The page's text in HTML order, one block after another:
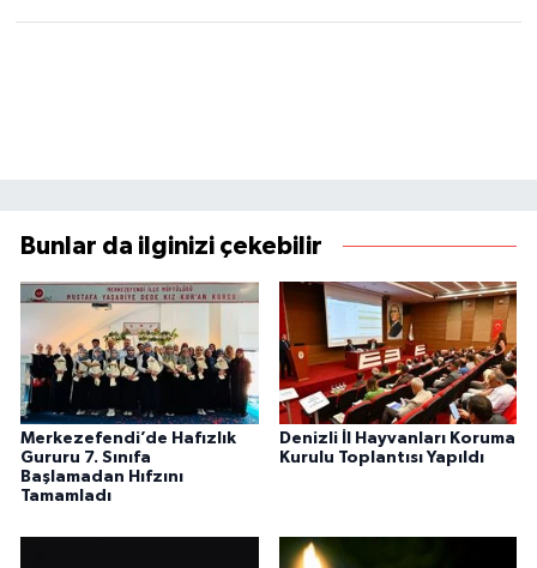
Bunlar da ilginizi çekebilir
Merkezefendi’de Hafızlık
Gururu 7. Sınıfa
Başlamadan Hıfzını
Tamamladı
Denizli İl Hayvanları Koruma
Kurulu Toplantısı Yapıldı